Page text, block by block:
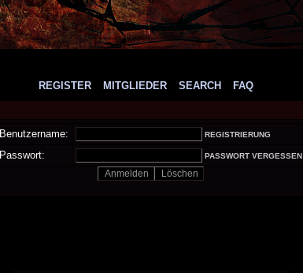
REGISTER MITGLIEDER SEARCH FAQ
Benutzername:
REGISTRIERUNG
Passwort: PASSWORT VERGESSEN